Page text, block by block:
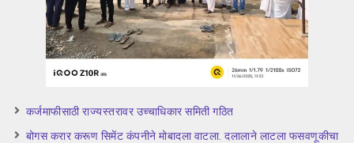
कर्जमाफीसाठी राज्यस्तरावर उच्चाधिकार समिती गठित
बोगस करार करूण सिमेंट कंपनीने मोबादला वाटला. दलालाने लाटला फसवणूकीचा